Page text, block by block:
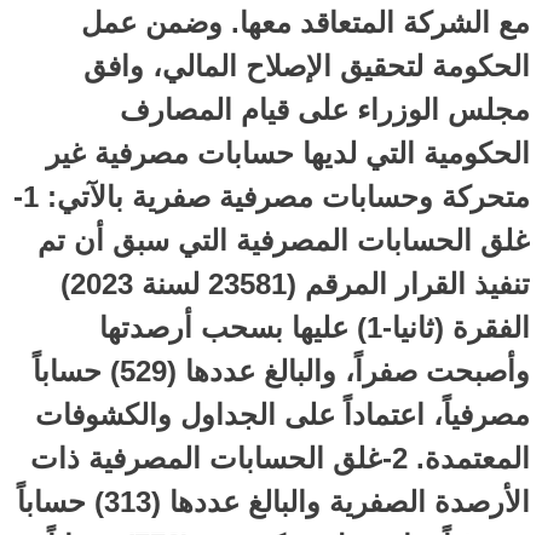
مع الشركة المتعاقد معها. وضمن عمل
الحكومة لتحقيق الإصلاح المالي، وافق
مجلس الوزراء على قيام المصارف
الحكومية التي لديها حسابات مصرفية غير
متحركة وحسابات مصرفية صفرية بالآتي: 1-
غلق الحسابات المصرفية التي سبق أن تم
تنفيذ القرار المرقم (23581 لسنة 2023)
الفقرة (ثانيا-1) عليها بسحب أرصدتها
وأصبحت صفراً، والبالغ عددها (529) حساباً
مصرفياً، اعتماداً على الجداول والكشوفات
المعتمدة. 2-غلق الحسابات المصرفية ذات
الأرصدة الصفرية والبالغ عددها (313) حساباً